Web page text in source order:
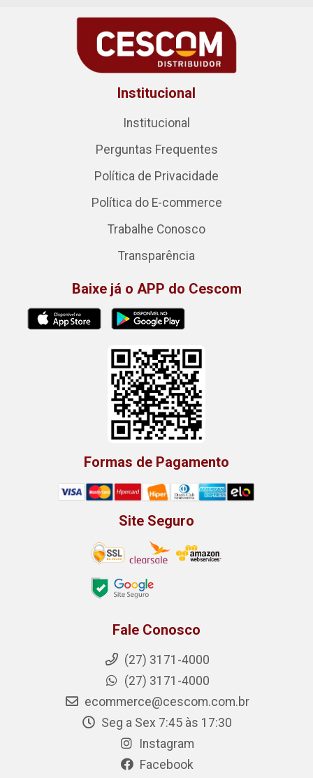
Institucional
Institucional
Perguntas Frequentes
Política de Privacidade
Política do E-commerce
Trabalhe Conosco
Transparência
Baixe já o APP do Cescom
Formas de Pagamento
Site Seguro
Fale Conosco
(27) 3171-4000
(27) 3171-4000
ecommerce@cescom.com.br
Seg a Sex 7:45 às 17:30
Instagram
Facebook